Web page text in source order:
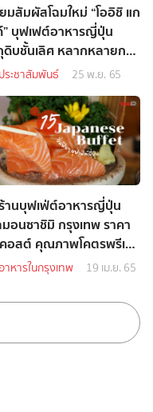
มสัมผัสโฉมใหม่ “โออิชิ แก
บุฟเฟต์อาหารญี่ปุ่น
บชั้นเลิศ หลากหลายกว่า
ระชาสัมพันธ์ 25 พ.ย. 65
านบุฟเฟ่ต์อาหารญี่ปุ่น
อนซาชิมิ กรุงเทพ ราคา
อสต์ คุณภาพโคตรพรีเมี่
าหารในกรุงเทพ 19 เม.ย. 65